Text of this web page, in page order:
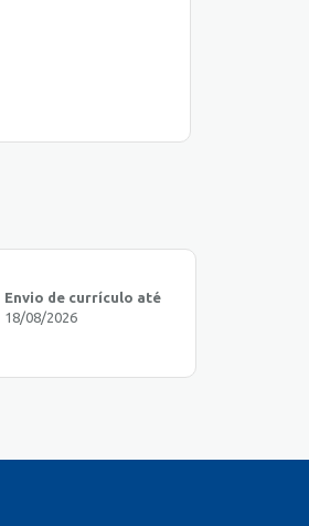
Envio de currículo até
18/08/2026